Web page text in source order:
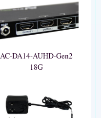
AC-DA14-AUHD-Gen2
18G